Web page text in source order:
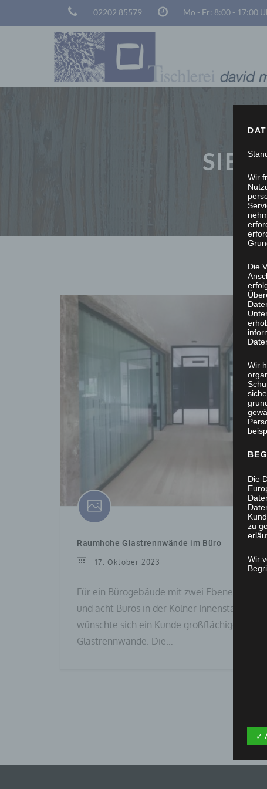
02202 85579 Mo - Fr: 8:00 - 17:00
SIE
Raumhohe Glastrennwände im Büro
17. Oktober 2023
Für ein Bürogebäude mit zwei Ebenen
und acht Büros in der Kölner Innenstadt
wünschte sich ein Kunde großflächige
Glastrennwände. Die…
Wir
Die
Wir
Die
zu
Wir
✓